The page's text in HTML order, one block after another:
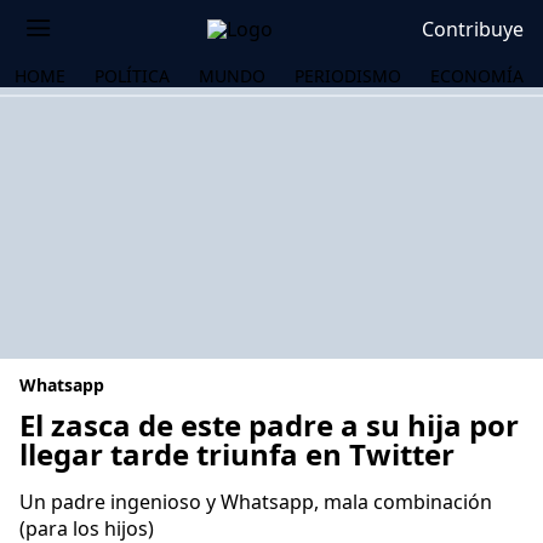
Contribuye
HOME POLÍTICA MUNDO PERIODISMO ECONOMÍA
Whatsapp
El zasca de este padre a su hija por
llegar tarde triunfa en Twitter
Un padre ingenioso y Whatsapp, mala combinación
(para los hijos)